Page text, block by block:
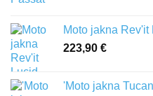
Moto jakna
223,90 €
'Moto jakna